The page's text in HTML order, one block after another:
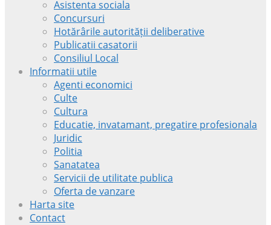
Asistenta sociala
Concursuri
Hotărârile autorității deliberative
Publicatii casatorii
Consiliul Local
Informatii utile
Agenti economici
Culte
Cultura
Educatie, invatamant, pregatire profesionala
Juridic
Politia
Sanatatea
Servicii de utilitate publica
Oferta de vanzare
Harta site
Contact